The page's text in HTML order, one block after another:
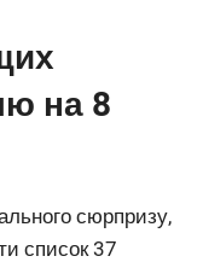
на 8
сюрпризу,
список 37